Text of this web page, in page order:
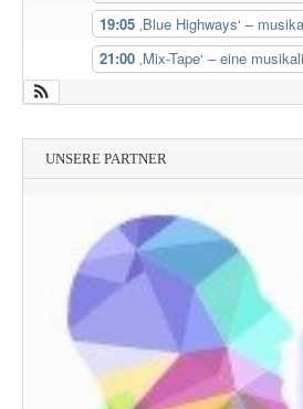
19:05 ‚Blue Highways‘ –
21:00 ‚Mix-Tape‘ – eine
UNSERE PARTNER